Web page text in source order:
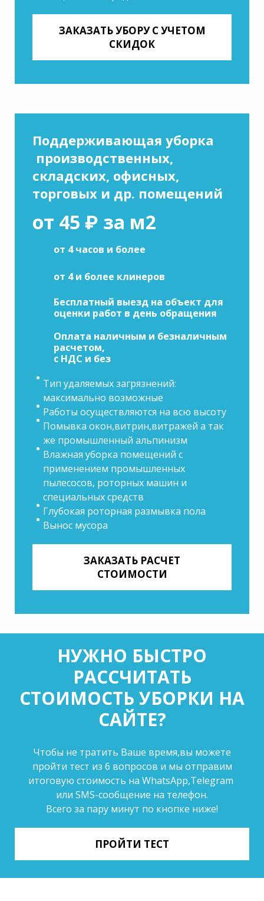
ЗАКАЗАТЬ УБОРУ С УЧЕТОМ
СКИДОК
Поддерживающая уборка
производственных,
складских, офисных,
торговых и др. помещений
от 45 ₽ за м2
от 4 часов и более
от 4 и более клинеров
Бесплатный выезд на объект для
оценки работ в день обращения
Оплата наличным и безналичным
расчетом,
с НДС и без
Тип удаляемых загрязнений:
максимально возможные
Работы осуществляются на всю высоту
Помывка окон,витрин,витражей а так
же промышленный альпинизм
Влажная уборка помещений с
применением промышленных
пылесосов, роторных машин и
специальных средств
Глубокая роторная размывка пола
Вынос мусора
ЗАКАЗАТЬ РАСЧЕТ
СТОИМОСТИ
НУЖНО БЫСТРО
РАССЧИТАТЬ
СТОИМОСТЬ УБОРКИ НА
САЙТЕ?
Чтобы не тратить Ваше время,вы можете
пройти тест из 6 вопросов и мы отправим
итоговую стоимость на WhatsApp,Telegram
или SMS-сообщение на телефон.
Всего за пару минут по кнопке ниже!
ПРОЙТИ ТЕСТ